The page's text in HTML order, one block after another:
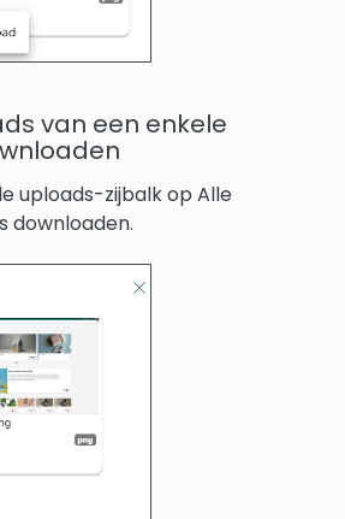
van een enkele
uploads-zijbalk op Alle
downloaden.